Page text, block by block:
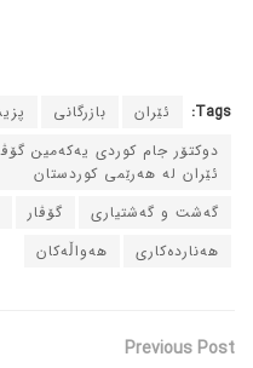
Tags: ئێران بازرگانی
دوکتۆر جام کوردی یه‌که‌مین
ئێران له‌ هه‌رێمی کوردستان
گه‌شت و گه‌شتیاری
گۆڤار
هه‌نارده‌کاری
هه‌واڵه‌کان
Previous Post